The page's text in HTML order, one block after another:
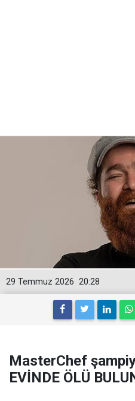
20:28
29 Temmuz 2026
MasterChef
EVİNDE ÖLÜ